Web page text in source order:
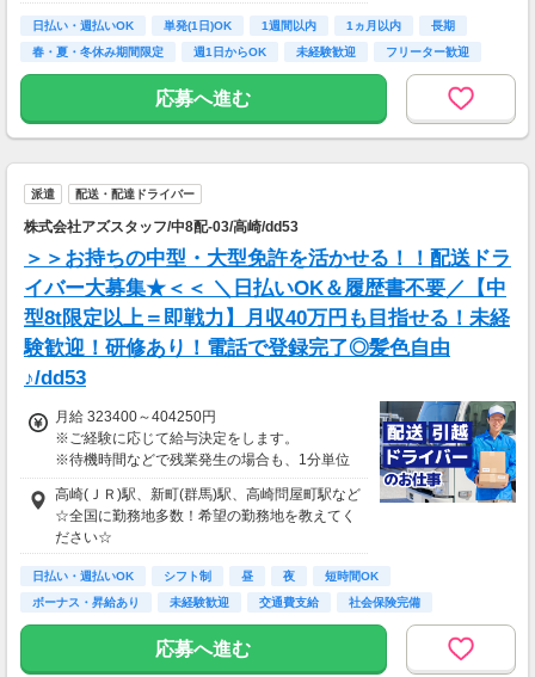
定。地域により異なります
払いますが、可能な場合は、より早く、週払い
で前週稼働分をお支払いします。
登録の際に、希望配達エリアを選択いただき、
そのエリアでの業務を委託します（業務委
日払い・週払いOK 単発(1日)OK 1週間以内 1ヵ月以内
長期
春・夏・冬休み期間限定
週1日からOK 未経験歓迎 フリーター歓迎
応募へ進む
派遣 配送・配達ドライバー
株式会社アズスタッフ/中8配-03/高崎/dd53
＞＞お持ちの中型・大型免許を活かせる！！配送ドラ
イバー大募集★＜＜ ＼日払いOK＆履歴書不要／【中
型8t限定以上＝即戦力】月収40万円も目指せる！未経
験歓迎！研修あり！電話で登録完了◎髪色自由
♪/dd53
月給 323400～404250円
※ご経験に応じて給与決定をします。
※待機時間などで残業発生の場合も、1分単位
で残業代をお支払いします！
※研修・研修時給については面談時にお伝えし
ます
＊交通費一部支給（案件による）
高崎(ＪＲ)駅、新町(群馬)駅、高崎問屋町駅など
☆全国に勤務地多数！希望の勤務地を教えてく
ださい☆
日払い・週払いOK シフト制 昼 夜
短時間OK
ボーナス・昇給あり
未経験歓迎 交通費支給 社会保険完備
応募へ進む